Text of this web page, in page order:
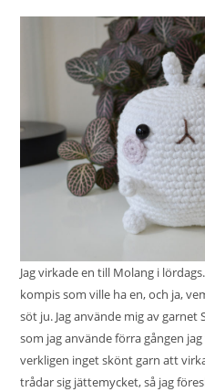
Jag virkade en till Molang i
kompis som ville ha en, och ja,
söt ju. Jag använde mig av garnet
som jag använde förra gången
verkligen inget skönt garn att
trådar sig jättemycket, så jag